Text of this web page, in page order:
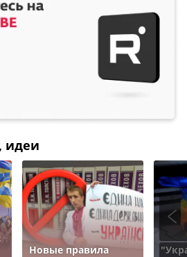
идеи
Новые правила